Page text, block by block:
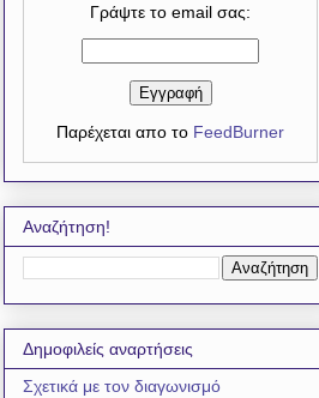
Γράψτε το email σας:
Παρέχεται απο το FeedBurner
Αναζήτηση!
Δημοφιλείς αναρτήσεις
Σχετικά με τον διαγωνισμό